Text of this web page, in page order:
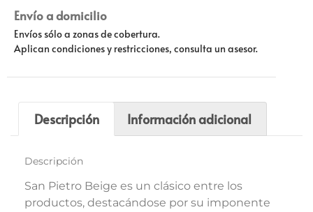
Envío a domicilio
Envíos sólo a zonas de cobertura.
Aplican condiciones y restricciones, consulta un asesor.
Descripción Información adicional
Descripción
San Pietro Beige es un clásico entre los
productos, destacándose por su imponente